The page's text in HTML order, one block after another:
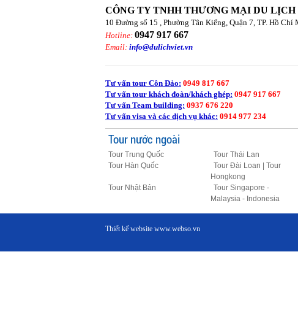
CÔNG TY TNHH THƯƠNG MẠI DU
10 Đường số 15 , Phường Tân Kiểng, Quận 7, TP. Hồ Chí
Hotline: 0947 917 667
Email: info@dulichviet.vn
Tư vấn tour Côn Đảo: 0949 817 667
Tư vấn tour khách đoàn/khách ghép: 0947 917 667
Tư vấn Team building: 0937 676 220
Tư vấn visa và các dịch vụ khác: 0914 977 234
Tour nước ngoài
Tour Trung Quốc Tour Thái Lan
Tour Hàn Quốc
Tour Đài Loan | Tour
Hongkong
Tour Nhật Bản
Tour Singapore -
Malaysia - Indonesia
Thiết kế website www.webso.vn